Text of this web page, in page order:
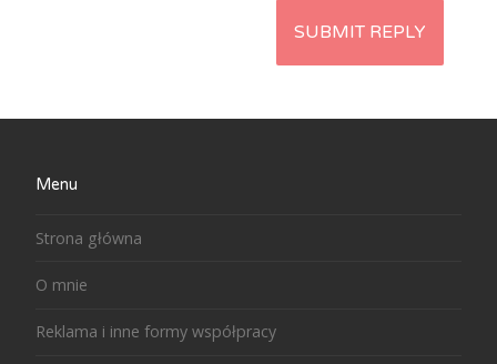
Menu
Strona główna
O mnie
Reklama i inne formy współpracy